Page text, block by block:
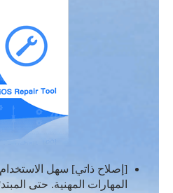
[إصلاح ذاتي] سهل
المهارات المهنية. حتى